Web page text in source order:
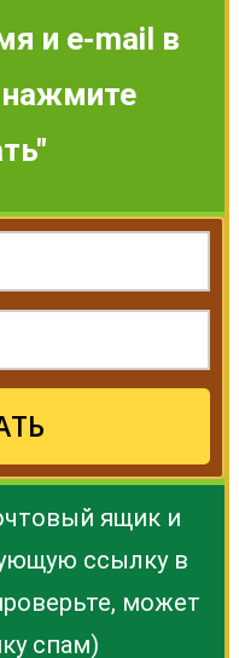
и e-mail в
ящик и
ссылку в
может
спам)